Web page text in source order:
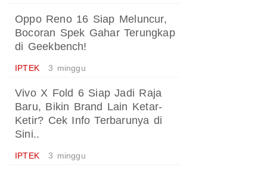
Oppo Reno 16 Siap Meluncur,
Bocoran Spek Gahar Terungkap
di Geekbench!
IPTEK 3 minggu
Vivo X Fold 6 Siap Jadi Raja
Baru, Bikin Brand Lain Ketar-
Ketir? Cek Info Terbarunya di
Sini..
IPTEK 3 minggu